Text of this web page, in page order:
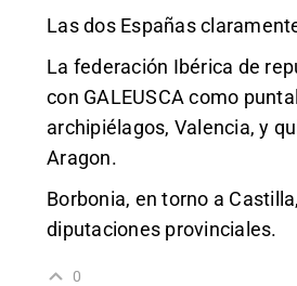
Las dos Españas
La federación Ibérica de
con GALEUSCA como
archipiélagos, Valencia, y
Aragon.
Borbonia, en torno a
diputaciones provinciales.
0